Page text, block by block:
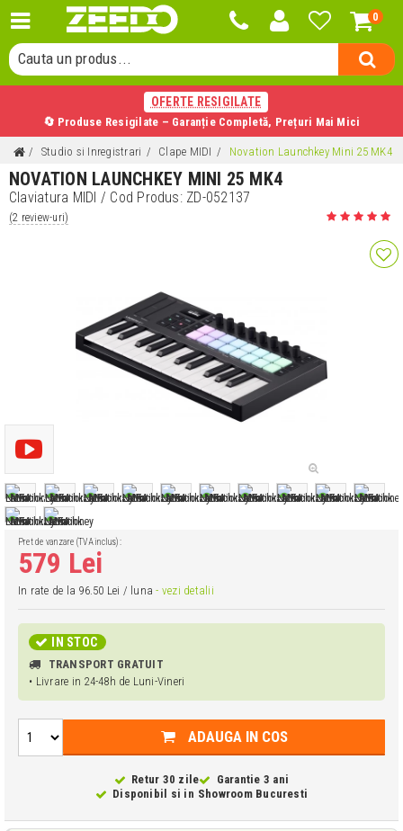
0
Cauta un produs...
Cauta o categorie...
Cauta un producator...
Cauta un produs...
OFERTE RESIGILATE
🔄 Produse Resigilate – Garanție Completă, Prețuri Mai Mici
Studio si Inregistrari Clape MIDI Novation Launchkey Mini 25 MK4
NOVATION LAUNCHKEY MINI 25 MK4
Claviatura MIDI / Cod Produs: ZD-052137
(2 review-uri)
Pret de vanzare (TVA inclus):
579 Lei
In rate de la 96.50 Lei / luna- vezi detalii
IN STOC
TRANSPORT GRATUIT
• Livrare in 24-48h de Luni-Vineri
ADAUGA IN COS
Retur 30 zile
Garantie 3 ani
Disponibil si in Showroom Bucuresti